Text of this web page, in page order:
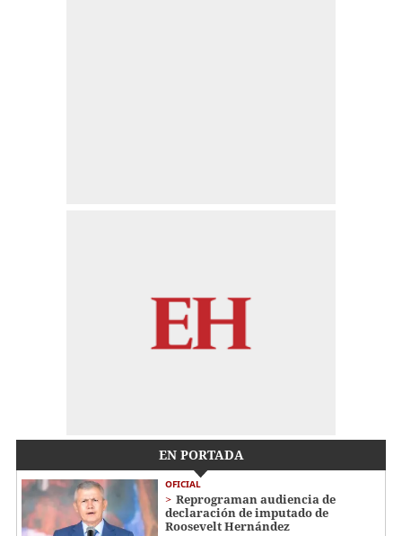
EN PORTADA
OFICIAL
Reprograman audiencia de
declaración de imputado de
Roosevelt Hernández